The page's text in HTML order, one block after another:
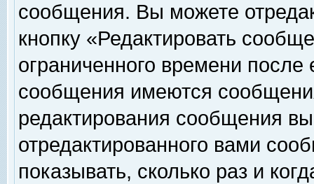
сообщения. Вы можете
кнопку «Редактировать
ограниченного времени
сообщения имеются
редактирования сообщения
отредактированного вами
показывать, сколько раз и